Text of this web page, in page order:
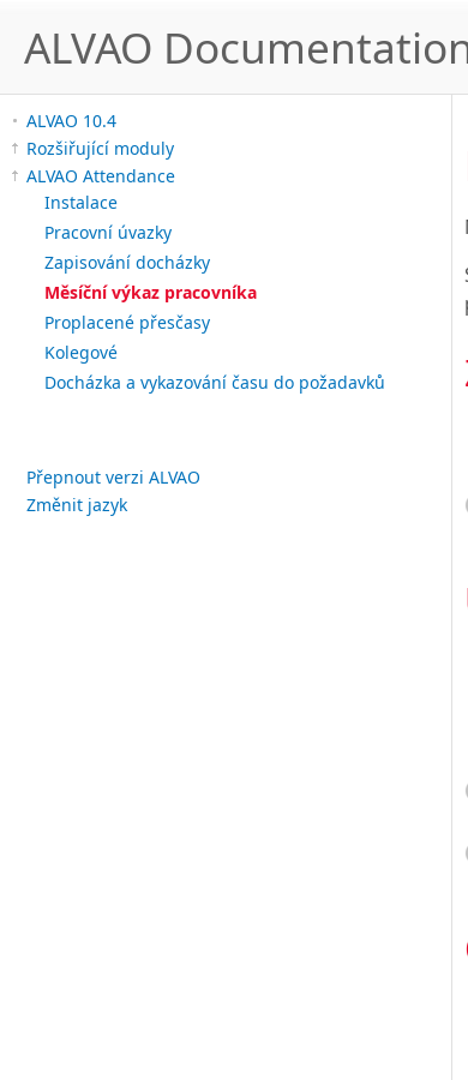
ALVAO
ALVAO 10.4
Rozšiřující moduly
ALVAO Attendance
Instalace
Pracovní úvazky
Zapisování docházky
Měsíční výkaz pracovníka
Proplacené přesčasy
Kolegové
Docházka a vykazování času do požadavků
Přepnout verzi ALVAO
Změnit jazyk